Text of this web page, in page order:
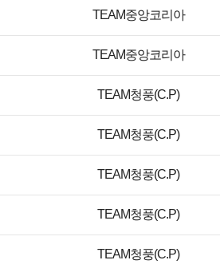
TEAM중앙코리아
TEAM중앙코리아
TEAM청풍(C.P)
TEAM청풍(C.P)
TEAM청풍(C.P)
TEAM청풍(C.P)
TEAM청풍(C.P)